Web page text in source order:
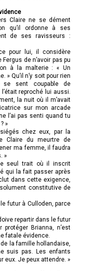
Claire ne se dément
qu’il ordonne à ses
de ses ravisseurs :
pour lui, il considère
de n’avoir pas pu
à la malterie : « Un
» Qu’il n’y soit pour rien
se sent coupable de
reproché lui aussi.
la nuit où il m’avait
sur mon arcade
l’ai pas senti quand tu
»
chez eux, par la
Claire du meurtre de
ma femme, il faudra
»
seul trait où il inscrit
qui la fait passer après
dans cette exigence,
constitutive de
futur à Culloden, parce
repartir dans le futur
Brianna, n’est
fatale évidence.
la famille hollandaise,
suis pas. Les enfants
eux. Je peux attendre. »